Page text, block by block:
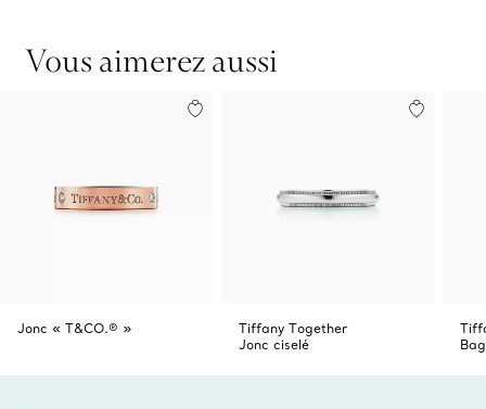
Vous aimerez aussi
Jonc « T&CO.® »
Tiffany Together
Jonc ciselé